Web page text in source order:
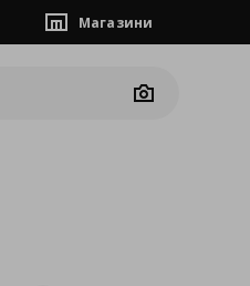
Магазини
Camera